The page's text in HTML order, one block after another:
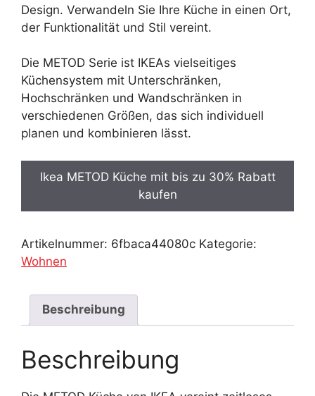
Design. Verwandeln Sie Ihre Küche in einen Ort,
der Funktionalität und Stil vereint.
Die METOD Serie ist IKEAs vielseitiges
Küchensystem mit Unterschränken,
Hochschränken und Wandschränken in
verschiedenen Größen, das sich individuell
planen und kombinieren lässt.
Ikea METOD Küche mit bis zu 30% Rabatt
kaufen
Artikelnummer: 6fbaca44080c Kategorie:
Wohnen
Beschreibung
Beschreibung